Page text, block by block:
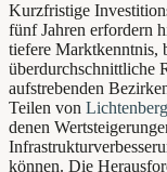
Kurzfristige
fünf Jahren erfordern
tiefere Marktkenntnis,
überdurchschnittliche
aufstrebenden
Teilen von Lichtenberg
denen
können. Die